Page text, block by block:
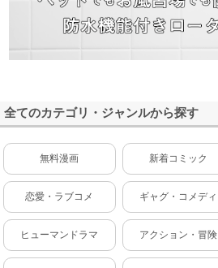
全てのカテゴリ・ジャンルから探す
無料漫画 新着コミック
恋愛・ラブコメ ギャグ・コメディ
ヒューマンドラマ アクション・冒険